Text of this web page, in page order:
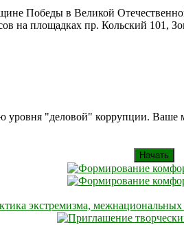
Победы в Великой
на площадках пр. Кольский
уровня "деловой" коррупции.
Начать